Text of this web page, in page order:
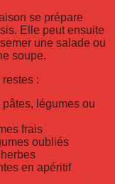
se prépare
Elle peut ensuite
une salade ou
soupe.
:
légumes ou
frais
oubliés
en apéritif